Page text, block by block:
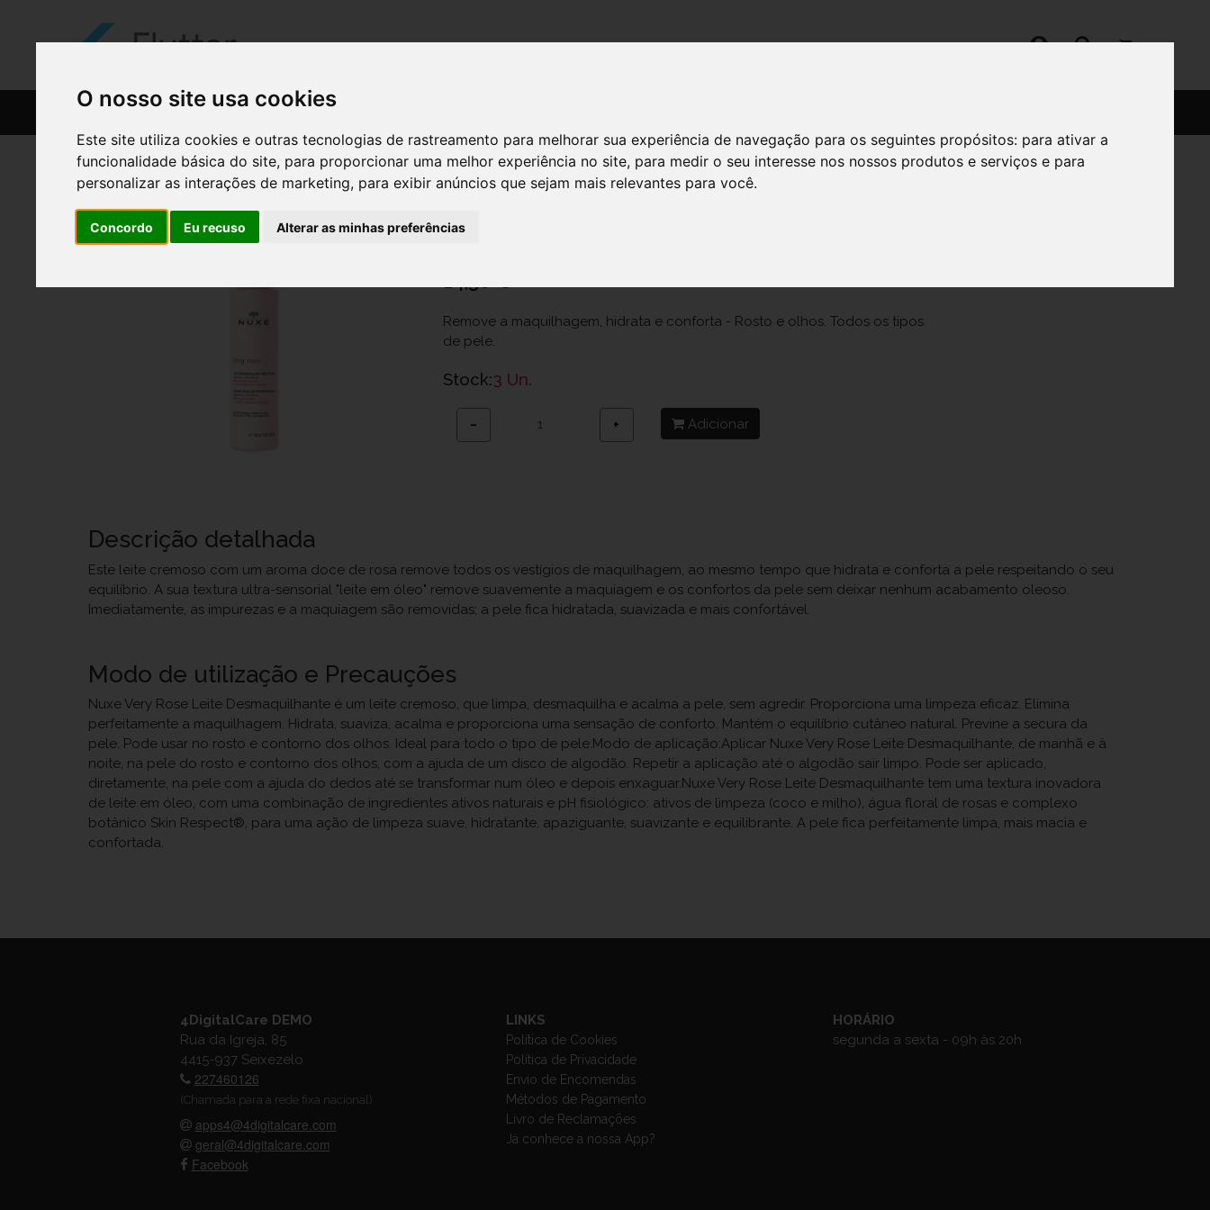
O nosso site usa cookies
Este site utiliza cookies e outras tecnologias de rastreamento para melhorar sua experiência de navegação para os seguintes propósitos: para ativar a
funcionalidade básica do site, para proporcionar uma melhor experiência no site, para medir o seu interesse nos nossos produtos e serviços e para
personalizar as interações de marketing, para exibir anúncios que sejam mais relevantes para você.
Concordo Eu recuso Alterar as minhas preferências
CATÁLOGO
Nuxe Very Rose Lt Demaq 200Ml
Remove a maquilhagem, hidrata e conforta - Rosto e olhos. Todos os tipos
de pele.
Stock:3 Un.
− + Adicionar
Descrição detalhada
Este leite cremoso com um aroma doce de rosa remove todos os vestígios de maquilhagem, ao mesmo tempo que hidrata e conforta a pele respeitando o seu
equilíbrio. A sua textura ultra-sensorial "leite em óleo" remove suavemente a maquiagem e os confortos da pele sem deixar nenhum acabamento oleoso.
Imediatamente, as impurezas e a maquiagem são removidas; a pele fica hidratada, suavizada e mais confortável.
Modo de utilização e Precauções
Nuxe Very Rose Leite Desmaquilhante é um leite cremoso, que limpa, desmaquilha e acalma a pele, sem agredir. Proporciona uma limpeza eficaz. Elimina
perfeitamente a maquilhagem. Hidrata, suaviza, acalma e proporciona uma sensação de conforto. Mantém o equilíbrio cutâneo natural. Previne a secura da
pele. Pode usar no rosto e contorno dos olhos. Ideal para todo o tipo de pele.Modo de aplicação:Aplicar Nuxe Very Rose Leite Desmaquilhante, de manhã e à
noite, na pele do rosto e contorno dos olhos, com a ajuda de um disco de algodão. Repetir a aplicação até o algodão sair limpo. Pode ser aplicado,
diretamente, na pele com a ajuda do dedos até se transformar num óleo e depois enxaguar.Nuxe Very Rose Leite Desmaquilhante tem uma textura inovadora
de leite em óleo, com uma combinação de ingredientes ativos naturais e pH fisiológico: ativos de limpeza (coco e milho), água floral de rosas e complexo
botânico Skin Respect®, para uma ação de limpeza suave, hidratante, apaziguante, suavizante e equilibrante. A pele fica perfeitamente limpa, mais macia e
confortada.
4DigitalCare DEMO
Rua da Igreja, 85
4415-937 Seixezelo
227460126
(Chamada para a rede fixa nacional)
apps4@4digitalcare.com
geral@4digitalcare.com
Facebook
LINKS
Política de Cookies
Política de Privacidade
Envio de Encomendas
Métodos de Pagamento
Livro de Reclamações
Já conhece a nossa App?
HORÁRIO
segunda a sexta - 09h às 20h